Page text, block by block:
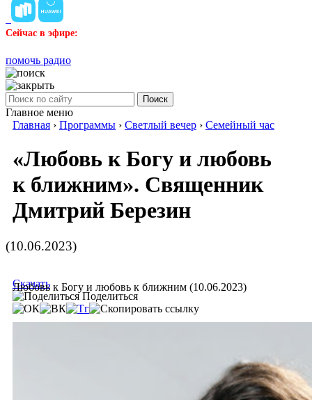
Сейчас в эфире:
помочь радио
Поиск
Главное меню
Главная › Программы › Светлый вечер › Семейный час
«Любовь к Богу и любовь
к ближним». Священник
Дмитрий Березин
(10.06.2023)
Любовь к Богу и любовь к ближним (10.06.2023)
Скачать
Поделиться